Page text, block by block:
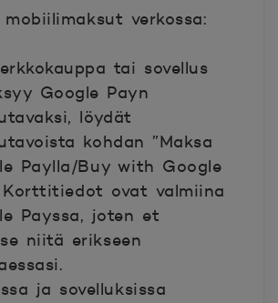
verkossa:
tai sovellus
Google Payn
löydät
kohdan ”Maksa
Paylla/Buy with Google
Korttitiedot ovat valmiina
Payssa, joten et
niitä erikseen
ja sovelluksissa